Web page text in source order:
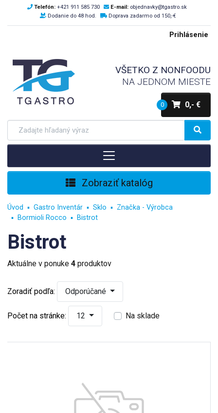
Telefón: +421 911 585 730 E-mail: objednavky@tgastro.sk
Dodanie do 48 hod.
Doprava zadarmo od 150,-€
Prihlásenie
VŠETKO Z NONFOODU
NA JEDNOM MIESTE
0 0,- €
Zobraziť katalóg
Úvod Gastro Inventár Sklo
Značka - Výrobca
Bormioli Rocco
Bistrot
Bistrot
Aktuálne v ponuke 4 produktov
Zoradiť podľa: Odporúčané
Počet na stránke: 12 Na sklade